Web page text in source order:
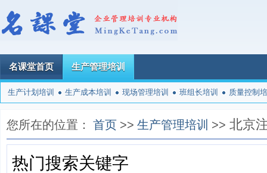
名课堂首页 生产管理培训
生产计划培训 生产成本培训 现场管理培训 班组长培训 质量控制
您所在的位置： 首页 >> 生产管理培训 >> 北京
热门搜索关键字